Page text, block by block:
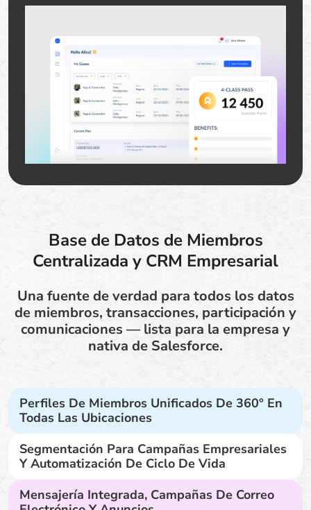
Base de Datos de Miembros
Centralizada y CRM Empresarial
Una fuente de verdad para todos los datos
de miembros, transacciones, participación y
comunicaciones — lista para la empresa y
nativa de Salesforce.
Perfiles De Miembros Unificados De 360° En
Todas Las Ubicaciones
Segmentación Para Campañas Empresariales
Y Automatización De Ciclo De Vida
Mensajería Integrada, Campañas De Correo